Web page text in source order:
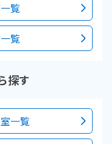
覧
覧
探す
一覧